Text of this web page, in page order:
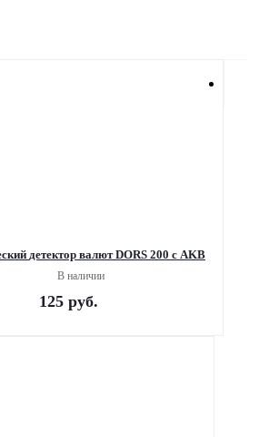
Автоматический детектор валют DORS 200 с AKB
В наличии
125руб.